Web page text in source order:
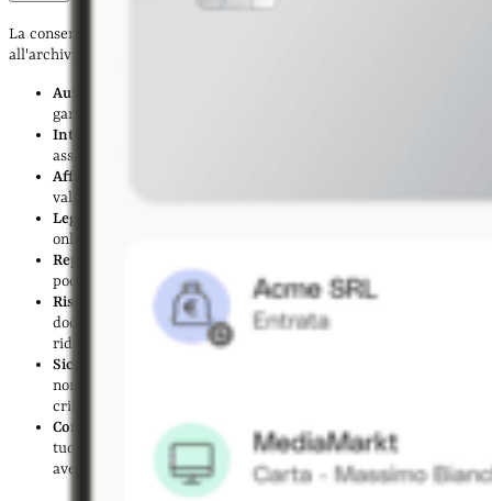
La conservazione digitale ti offre molti vantaggi rispetto
all'archiviazione dei documenti cartacei:
Autenticità
garantiscono l’origine del documento;
Integrità
assicura che il tuo documento non sia stato modificato;
Affidabilità
valido nel tempo;
Leggibilità:
online se tu o i tuoi collaboratori volete consultarlo;
Reperibilità
poco tempo;
Risparmio di spazio: ti consente di liberarti dei faldoni di
documenti e degli altri spazi di archiviazione cartacei,
riducendo anche i costi di gestione;
Sicurezza:
non autorizzati attraverso sistemi di autenticazione e
crittografia;
Conformità normativa:la conservazione digitale garantisce ai
tuoi documenti la conformità alle normative vigenti, senza
avere un archivio cartaceo.